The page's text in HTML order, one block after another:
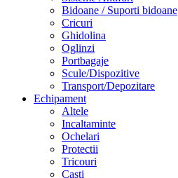
Bidoane / Suporti bidoane
Cricuri
Ghidolina
Oglinzi
Portbagaje
Scule/Dispozitive
Transport/Depozitare
Echipament
Altele
Incaltaminte
Ochelari
Protectii
Tricouri
Casti